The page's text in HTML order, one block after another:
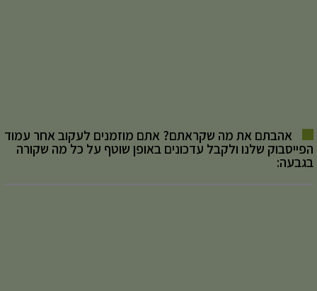
אהבתם את מה שקראתם? אתם מוזמנים לעקוב אחר עמוד
הפייסבוק שלנו ולקבל עדכונים באופן שוטף על כל מה שקורה
בגבעה: